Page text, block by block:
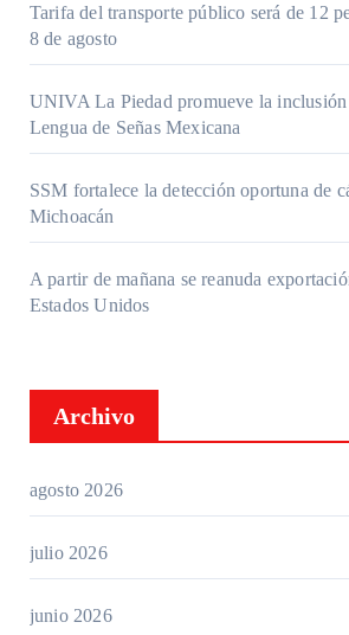
Tarifa del transporte público será de 12
8 de agosto
UNIVA La Piedad promueve la
Lengua de Señas Mexicana
SSM fortalece la detección oportuna de
Michoacán
A partir de mañana se reanuda
Estados Unidos
Archivo
agosto 2026
julio 2026
junio 2026